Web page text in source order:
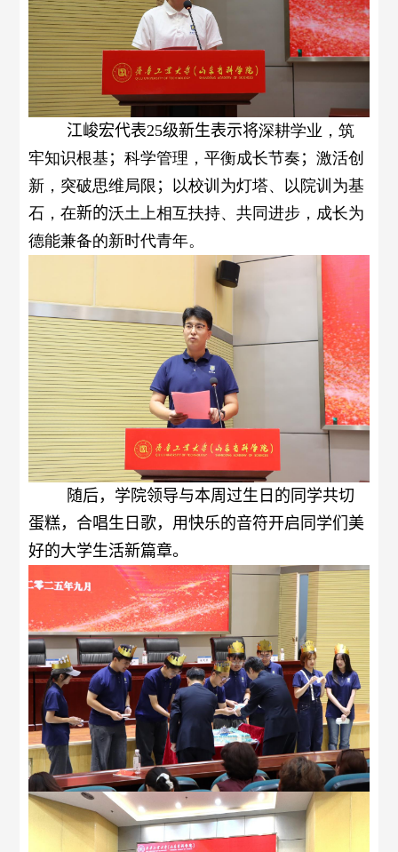
江峻宏代表25级新生表示将深耕学业，筑
牢知识根基 ；科学管理，平衡成长节奏 ；激活创
新，突破思维局限 ； 以校训为灯塔、以院训为基
石，在新的沃土上相互扶持、共同进步，成长为
德能兼备的新时代青年。
随后， 学院领导与本周过生日的同学共切
蛋糕，合唱生日歌，用快乐的音符开启同学们美
好的大学生活新篇章。